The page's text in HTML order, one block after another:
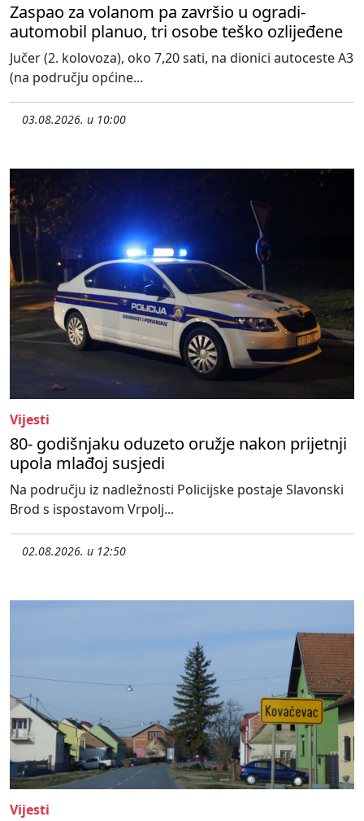
Zaspao za volanom pa završio u ogradi-
automobil planuo, tri osobe teško ozlijeđene
Jučer (2. kolovoza), oko 7,20 sati, na dionici autoceste A3
(na području općine...
03.08.2026. u 10:00
Vijesti
80- godišnjaku oduzeto oružje nakon prijetnji
upola mlađoj susjedi
Na području iz nadležnosti Policijske postaje Slavonski
Brod s ispostavom Vrpolj...
02.08.2026. u 12:50
Vijesti